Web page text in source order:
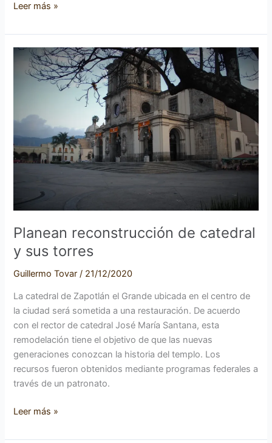
Leer más »
Planean reconstrucción de catedral
y sus torres
Guillermo Tovar/ 21/12/2020
La catedral de Zapotlán el Grande ubicada en el centro de
la ciudad será sometida a una restauración. De acuerdo
con el rector de catedral José María Santana, esta
remodelación tiene el objetivo de que las nuevas
generaciones conozcan la historia del templo. Los
recursos fueron obtenidos mediante programas federales a
través de un patronato.
Planean
reconstrucción
torres
Leer más »